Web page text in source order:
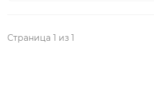
Страница 1 из 1